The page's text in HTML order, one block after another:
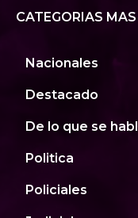
CATEGORIAS
Nacionales
Destacado
De lo que se
Politica
Policiales